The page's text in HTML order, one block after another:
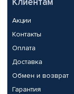
Акции
Контакты
Оплата
Доставка
Обмен и возврат
Гарантия